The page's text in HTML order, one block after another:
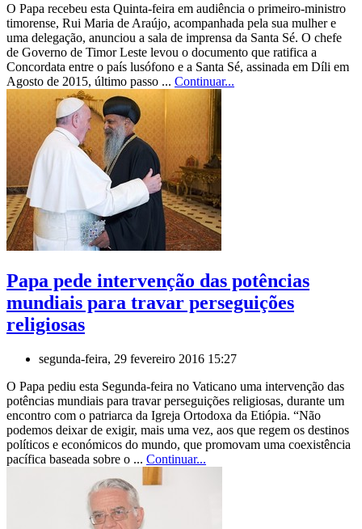
O Papa recebeu esta Quinta-feira em audiência o primeiro-ministro
timorense, Rui Maria de Araújo, acompanhada pela sua mulher e
uma delegação, anunciou a sala de imprensa da Santa Sé. O chefe
de Governo de Timor Leste levou o documento que ratifica a
Concordata entre o país lusófono e a Santa Sé, assinada em Díli em
Agosto de 2015, último passo ... Continuar...
Papa pede intervenção das potências
mundiais para travar perseguições
religiosas
segunda-feira, 29 fevereiro 2016 15:27
O Papa pediu esta Segunda-feira no Vaticano uma intervenção das
potências mundiais para travar perseguições religiosas, durante um
encontro com o patriarca da Igreja Ortodoxa da Etiópia. “Não
podemos deixar de exigir, mais uma vez, aos que regem os destinos
políticos e económicos do mundo, que promovam uma coexistência
pacífica baseada sobre o ... Continuar...